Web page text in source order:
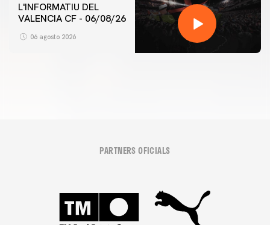
L'INFORMATIU DEL
VALENCIA CF - 06/08/26
06 agosto 2026
PRIMER EQUIP
ENTRENAMENT DEL VALENCIA CF 6/8/2026
PARTNERS OFICIALS